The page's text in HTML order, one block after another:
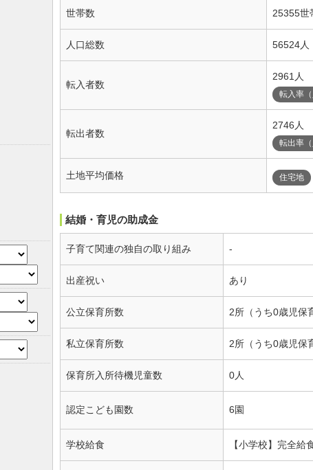
世帯数 25355世
人口総数 56524人
転入者数
2961人
転入率
転出者数
2746人
転出率
土地平均価格 住宅地
結婚・育児の助成金
子育て関連の独自の取り組み -
出産祝い あり
公立保育所数 2所（うち0歳児保
私立保育所数 2所（うち0歳児保
保育所入所待機児童数 0人
認定こども園数 6園
学校給食 【小学校】完全給